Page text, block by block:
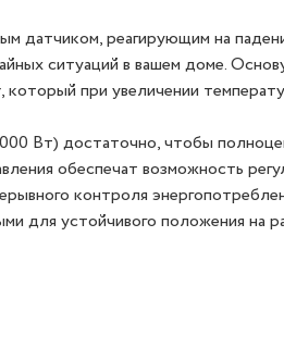
датчиком, реагирующим на
ситуаций в вашем доме.
при увеличении
Вт) достаточно, чтобы
обеспечат возможность
контроля
для устойчивого положения на